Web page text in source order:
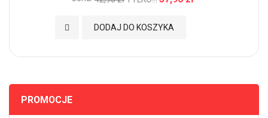
DODAJ DO KOSZYKA
Dodaj do Ulubionych
PROMOCJE